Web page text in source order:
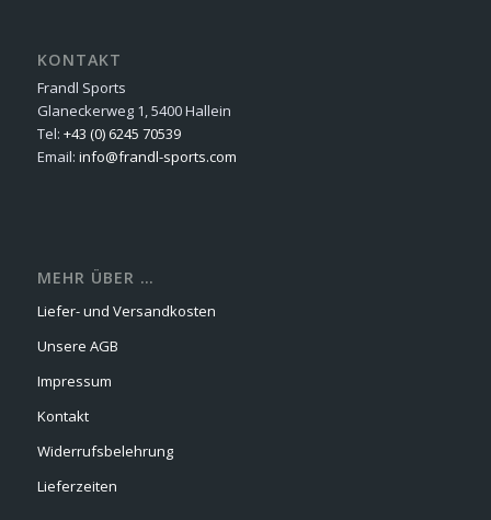
KONTAKT
Frandl Sports
Glaneckerweg 1, 5400 Hallein
Tel: +43 (0) 6245 70539
Email: info@frandl-sports.com
MEHR ÜBER …
Liefer- und Versandkosten
Unsere AGB
Impressum
Kontakt
Widerrufsbelehrung
Lieferzeiten